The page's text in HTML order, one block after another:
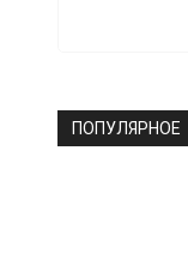
ПОПУЛЯРНОЕ